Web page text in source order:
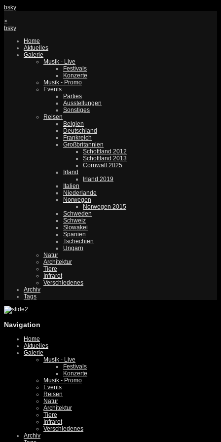
bsky
×
bsky
Home
Aktuelles
Galerie
Musik - Live
Festivals
Konzerte
Musik - Promo
Events
Parties
Ausstellungen
Sonstiges
Reisen
Belgien
Deutschland
Frankreich
Großbritannien
Schottland 2012
Schottland 2013
Cornwall 2025
Irland
Irland 2019
Italien
Niederlande
Norwegen
Norwegen 2015
Schweden
Schweiz
Slowakei
Spanien
Tschechien
Ungarn
Natur
Architektur
Tiere
Infrarot
Verschiedenes
Archiv
Tags
Navigation
Home
Aktuelles
Galerie
Musik - Live
Festivals
Konzerte
Musik - Promo
Events
Reisen
Natur
Architektur
Tiere
Infrarot
Verschiedenes
Archiv